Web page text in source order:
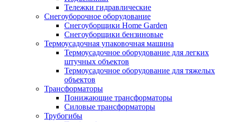
Тележки гидравлические
Снегоуборочное оборудование
Снегоуборщики Home Garden
Снегоуборщики бензиновые
Термоусадочная упаковочная машина
Термоусадочное оборудование для легких
штучных объектов
Термоусадочное оборудование для тяжелых
объектов
Трансформаторы
Понижающие трансформаторы
Силовые трансформаторы
Трубогибы